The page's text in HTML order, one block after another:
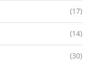
(17)
(14)
(30)